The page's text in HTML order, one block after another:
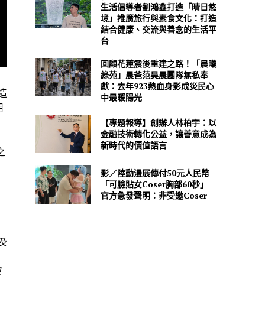
生活倡導者劉鴻鑫打造「晴日悠
境」推廣旅行與素食文化：打造
結合健康、交流與善念的生活平
台
回顧花蓮震後重建之路！「晨曦
綠苑」晨爸范昊晨團隊無私奉
獻：去年923熱血身影成災民心
中最暖陽光
【專題報導】創辦人林柏宇：以
金融技術轉化公益，讓善意成為
新時代的價值語言
影／陸動漫展傳付50元人民幣
「可臉貼女Coser胸部60秒」
官方急發聲明：非受邀Coser